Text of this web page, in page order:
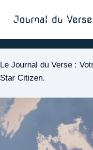
Le Journal du Verse :
Star Citizen.